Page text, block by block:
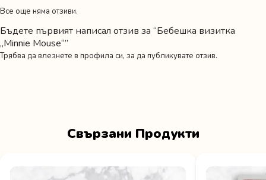
Все още няма отзиви.
Бъдете първият написал отзив за “Бебешка визитка
„Minnie Mouse“”
Трябва да влезнете в профила си, за да публикувате отзив.
Свързани Продукти